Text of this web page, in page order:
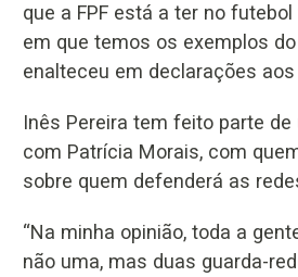
que a FPF está a ter no
em que temos os exemplos do
enalteceu em declarações
Inês Pereira tem feito parte
com Patrícia Morais, com
sobre quem defenderá as
“Na minha opinião, toda a
não uma, mas duas guarda-